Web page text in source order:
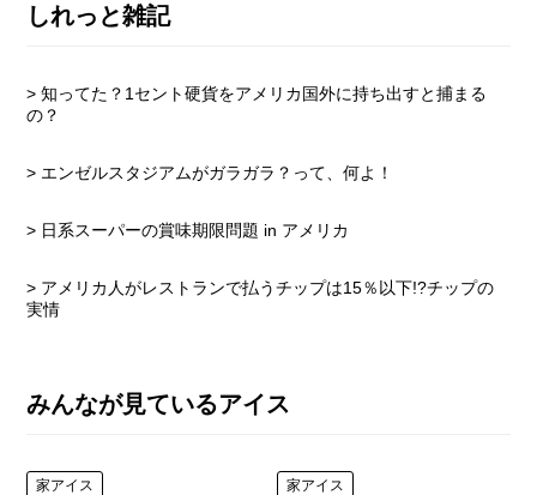
しれっと雑記
> 知ってた？1セント硬貨をアメリカ国外に持ち出すと捕まる
の？
> エンゼルスタジアムがガラガラ？って、何よ！
> 日系スーパーの賞味期限問題 in アメリカ
> アメリカ人がレストランで払うチップは15％以下!?チップの
実情
みんなが見ているアイス
家アイス 家アイス